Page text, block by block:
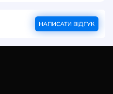
НАПИСАТИ ВІДГУК